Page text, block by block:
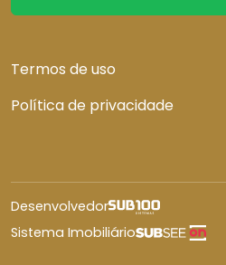
Termos de uso
Política de privacidade
Desenvolvedor
Sistema Imobiliário